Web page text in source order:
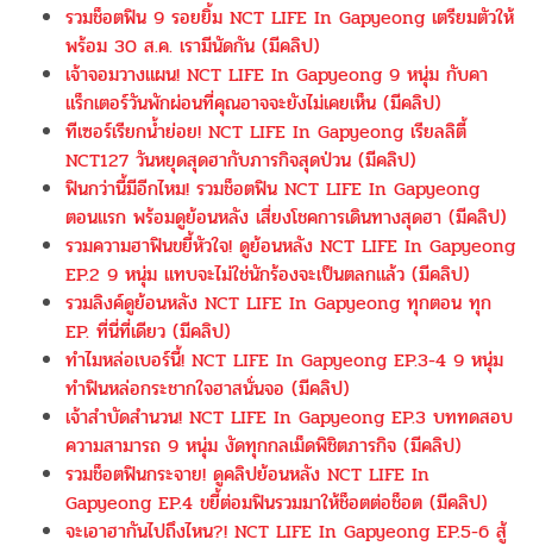
รวมช็อตฟิน 9 รอยยิ้ม NCT LIFE In Gapyeong เตรียมตัวให้
พร้อม 30 ส.ค. เรามีนัดกัน (มีคลิป)
เจ้าจอมวางแผน! NCT LIFE In Gapyeong 9 หนุ่ม กับคา
แร็กเตอร์วันพักผ่อนที่คุณอาจจะยังไม่เคยเห็น (มีคลิป)
ทีเซอร์เรียกน้ำย่อย! NCT LIFE In Gapyeong เรียลลิตี้
NCT127 วันหยุดสุดฮากับภารกิจสุดป่วน (มีคลิป)
ฟินกว่านี้มีอีกไหม! รวมช็อตฟิน NCT LIFE In Gapyeong
ตอนแรก พร้อมดูย้อนหลัง เสี่ยงโชคการเดินทางสุดฮา (มีคลิป)
รวมความฮาฟินขยี้หัวใจ! ดูย้อนหลัง NCT LIFE In Gapyeong
EP.2 9 หนุ่ม แทบจะไม่ใช่นักร้องจะเป็นตลกแล้ว (มีคลิป)
รวมลิงค์ดูย้อนหลัง NCT LIFE In Gapyeong ทุกตอน ทุก
EP. ที่นี่ที่เดียว (มีคลิป)
ทำไมหล่อเบอร์นี้! NCT LIFE In Gapyeong EP.3-4 9 หนุ่ม
ทำฟินหล่อกระชากใจฮาสนั่นจอ (มีคลิป)
เจ้าสําบัดสำนวน! NCT LIFE In Gapyeong EP.3 บททดสอบ
ความสามารถ 9 หนุ่ม งัดทุกกลเม็ดพิชิตภารกิจ (มีคลิป)
รวมช็อตฟินกระจาย! ดูคลิปย้อนหลัง NCT LIFE In
Gapyeong EP.4 ขยี้ต่อมฟินรวมมาให้ช็อตต่อช็อต (มีคลิป)
จะเอาฮากันไปถึงไหน?! NCT LIFE In Gapyeong EP.5-6 สู้